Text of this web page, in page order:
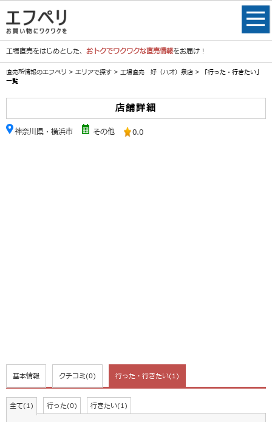
工場直売をはじめとした、 おトクでワクワクな直売情報をお届け！
直売所情報のエフペリ > エリアで探す > 工場直売 好（ハオ）泉店 > 「行った・行きたい」
一覧
店舗詳細
神奈川県・横浜市 その他 0.0
基本情報 クチコミ(0) 行った・行きたい(1)
全て(1) 行った(0) 行きたい(1)